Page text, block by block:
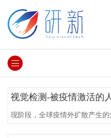
视觉检测-被疫情激活的
现阶段，全球疫情外扩散产生